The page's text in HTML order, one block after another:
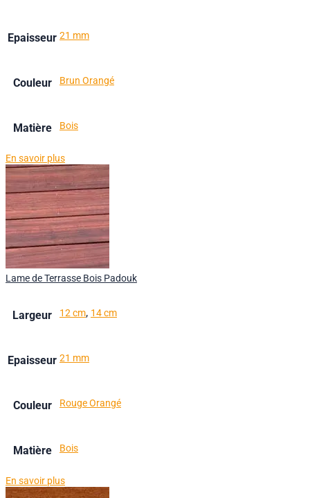
Epaisseur 21 mm
Couleur Brun Orangé
Matière Bois
En savoir plus
Lame de Terrasse Bois Padouk
Largeur 12 cm, 14 cm
Epaisseur 21 mm
Couleur Rouge Orangé
Matière Bois
En savoir plus